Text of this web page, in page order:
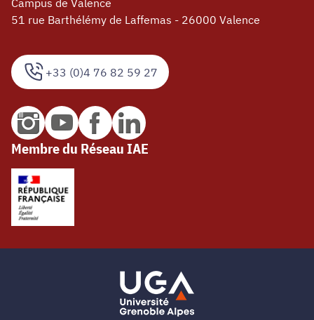
+33 (0)4 76 82 59 27
Campus de Valence
51 rue Barthélémy de Laffemas - 26000 Valence
Membre du Réseau IAE